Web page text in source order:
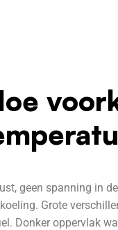
geen spanning in
Grote
Donker oppervlak